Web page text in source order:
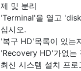
제 및 분리
'Terminal'을 열고
십시오.
'복구 HD'목록이 있는
'Recovery HD'가없는
최신 시스템 설치 프